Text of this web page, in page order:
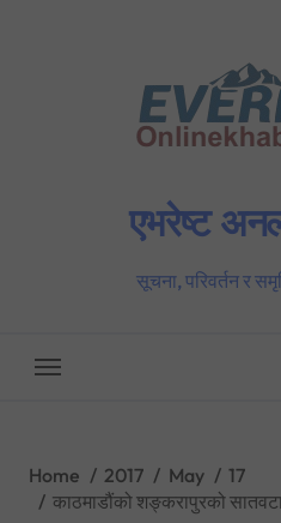
एभरेष्ट
सूचना, परिवर्तन र
Home 2017 May
17
काठमाडौंको शङ्करापुरको